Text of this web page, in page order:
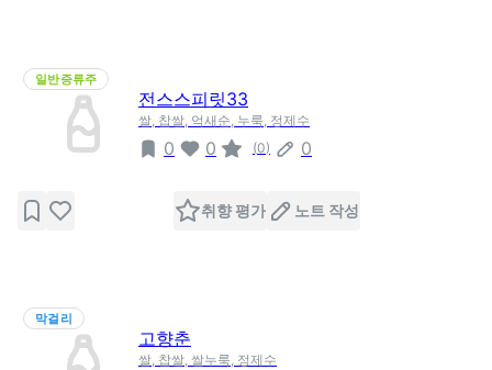
일반증류주
전스스피릿33
쌀, 찹쌀, 억새순, 누룩, 정제수
0 0 (0) 0
취향 평가 노트 작성
막걸리
고향춘
쌀, 찹쌀, 쌀누룩, 정제수